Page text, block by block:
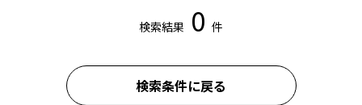
検索結果 0 件
検索条件に戻る